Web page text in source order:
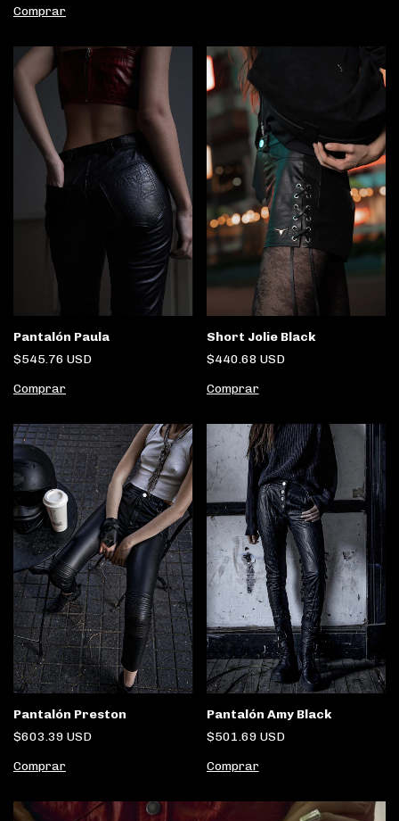
Comprar
Pantalón Paula
$545.76 USD
Comprar
Short Jolie Black
$440.68 USD
Comprar
Pantalón Preston
$603.39 USD
Comprar
Pantalón Amy Black
$501.69 USD
Comprar